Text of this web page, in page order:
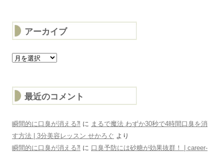
アーカイブ
ア
ー
最近のコメント
瞬間的に口臭が消える⁈ に まるで魔法 わずか30秒で4時間口臭を消
す方法 | 3分美容レッスン せかろぐ より
瞬間的に口臭が消える⁈ に 口臭予防には砂糖が効果抜群！ | career-